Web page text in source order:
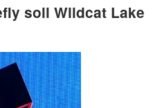
soll Wildcat Lake